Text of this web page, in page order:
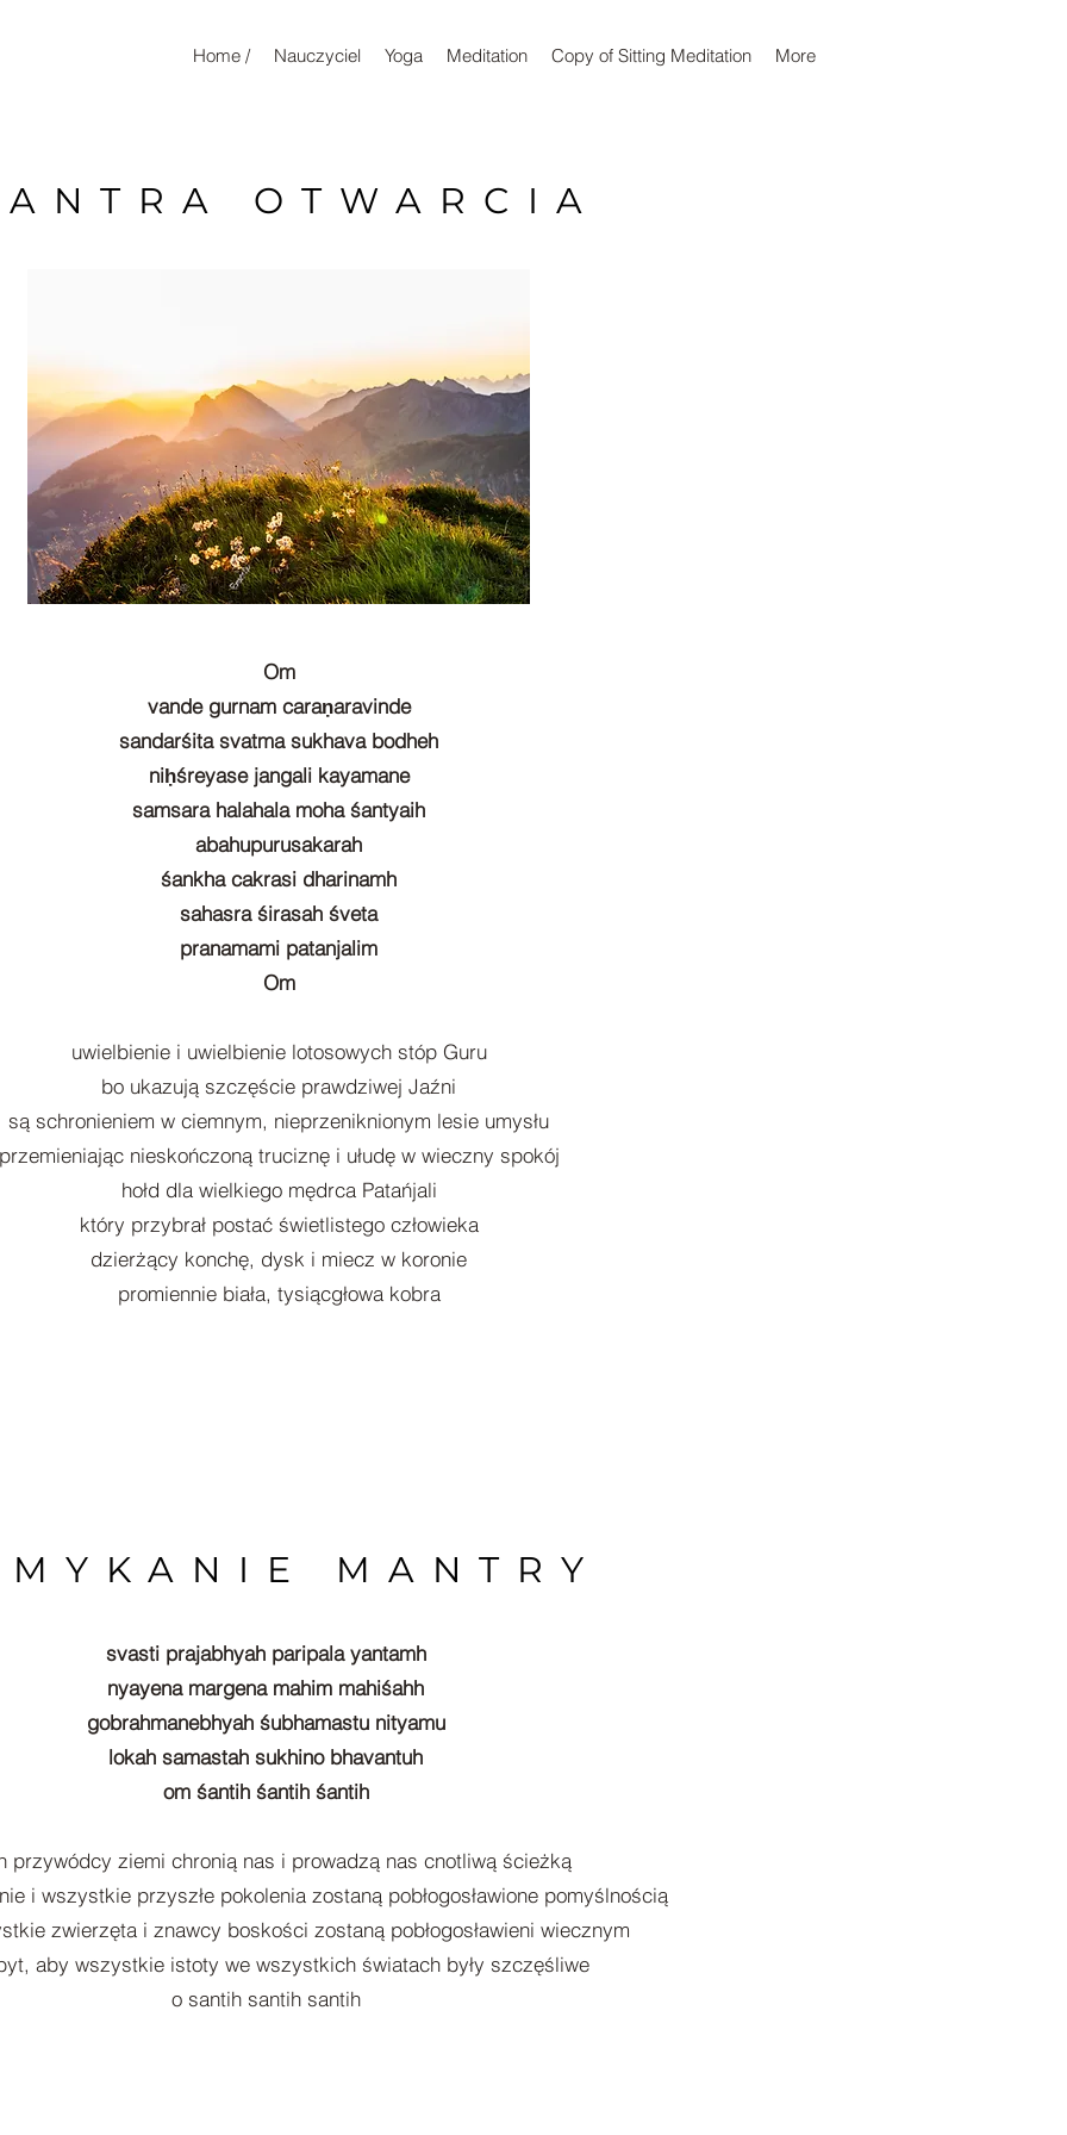
Home / Nauczyciel Yoga Meditation Copy of Sitting Meditation More
OTWARCIA
Om
vande gurnam caraṇaravinde
sandarśita svatma sukhava bodheh
niḥśreyase jangali kayamane
samsara halahala moha śantyaih
abahupurusakarah
śankha cakrasi dharinamh
sahasra śirasah śveta
pranamami patanjalim
Om
uwielbienie i uwielbienie lotosowych stóp Guru
bo ukazują szczęście prawdziwej Jaźni
są schronieniem w ciemnym, nieprzeniknionym lesie umysłu
nieskończoną truciznę i ułudę w wieczny spokój
hołd dla wielkiego mędrca Patańjali
który przybrał postać świetlistego człowieka
dzierżący konchę, dysk i miecz w koronie
promiennie biała, tysiącgłowa kobra
MANTRY
svasti prajabhyah paripala yantamh
nyayena margena mahim mahiśahh
gobrahmanebhyah śubhamastu nityamu
lokah samastah sukhino bhavantuh
om śantih śantih śantih
przywódcy ziemi chronią nas i prowadzą nas cnotliwą ścieżką
i wszystkie przyszłe pokolenia zostaną pobłogosławione pomyślnością
zwierzęta i znawcy boskości zostaną pobłogosławieni wiecznym
aby wszystkie istoty we wszystkich światach były szczęśliwe
o santih santih santih